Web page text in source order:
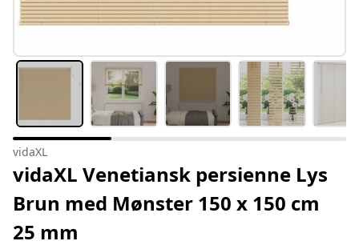
vidaXL
vidaXL Venetiansk persienne Lys
Brun med Mønster 150 x 150 cm
25 mm